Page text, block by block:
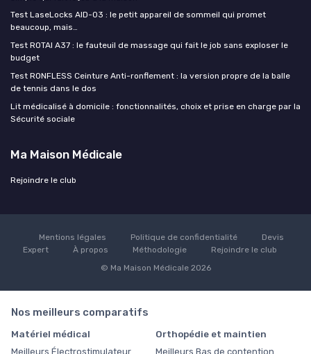
Test LaseLocks AID-03 : le petit appareil de sommeil qui promet
beaucoup, mais…
Test ROTAI A37 : le fauteuil de massage qui fait le job sans exploser le
budget
Test RONFLESS Ceinture Anti-ronflement : la version propre de la balle
de tennis dans le dos
Lit médicalisé à domicile : fonctionnalités, choix et prise en charge par la
Sécurité sociale
Ma Maison Médicale
Rejoindre le club
Mentions légales Politique de confidentialité
Devis
Expert
À propos Méthodologie
Rejoindre le club
© Ma Maison Médicale 2026
Nos meilleurs comparatifs
Matériel médical
Meilleurs Électrostimulateur
Orthopédie et maintien
Meilleurs Bas de contention